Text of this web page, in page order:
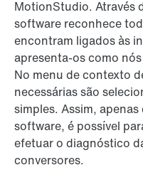
MotionStudio. Através
software reconhece
encontram ligados às
apresenta-os como
No menu de contexto
necessárias são
simples. Assim,
software, é possível
efetuar o diagnóstico
conversores.